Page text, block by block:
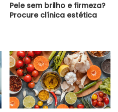
Pele sem brilho e firmeza?
Procure clínica estética